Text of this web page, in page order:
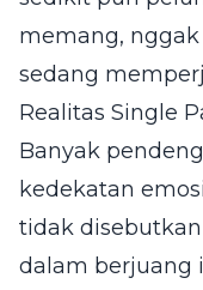
memang,
sedang
Realitas Single
Banyak
kedekatan
tidak
dalam berjuang